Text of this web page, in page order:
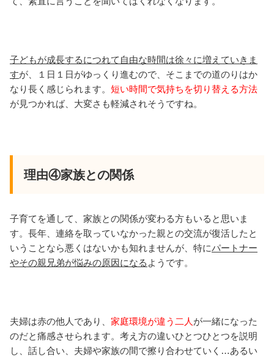
子どもが成長するにつれて自由な時間は徐々に増えていきま
すが、１日１日がゆっくり進むので、そこまでの道のりはか
なり長く感じられます。 短い時間で気持ちを切り替える方法
が見つかれば、大変さも軽減されそうですね。
理由④家族との関係
子育てを通して、家族との関係が変わる方もいると思いま
す。長年、連絡を取っていなかった親との交流が復活したと
いうことなら悪くはないかも知れませんが、特にパートナー
やその親兄弟が悩みの原因になる ようです。
夫婦は赤の他人であり、 家庭環境が違う二人 が一緒になった
のだと痛感させられます。考え方の違いひとつひとつを説明
し、話し合い、夫婦や家族の間で擦り合わせていく…あるい